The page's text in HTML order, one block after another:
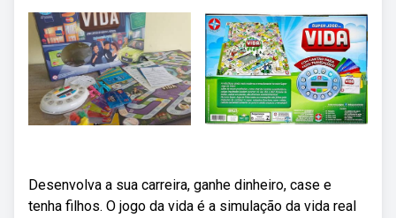
Desenvolva a sua carreira, ganhe dinheiro, case e
tenha filhos. O jogo da vida é a simulação da vida real